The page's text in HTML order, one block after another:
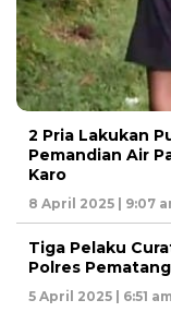
2 Pria Lakukan
Pemandian Air
Karo
8 April 2025 | 9:07
Tiga Pelaku
Polres
5 April 2025 | 6:51